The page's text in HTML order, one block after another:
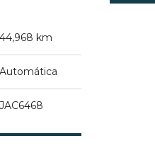
44,968 km
Automática
JAC6468